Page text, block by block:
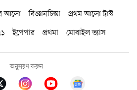
আলো বিজ্ঞানচিন্তা
প্রথম আলো ট্রাস্ট
ইপেপার প্রথমা মোবাইল ভ্যাস
অনুসরণ করুন